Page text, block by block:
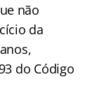
não
da
do Código